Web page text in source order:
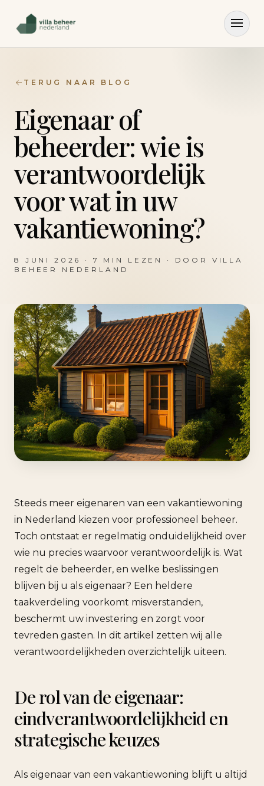
TERUG NAAR BLOG
Eigenaar of
beheerder: wie is
verantwoordelijk
voor wat in uw
vakantiewoning?
8 JUNI 2026 · 7 MIN LEZEN · DOOR
VILLA
BEHEER NEDERLAND
Steeds meer eigenaren van een vakantiewoning
in Nederland kiezen voor professioneel beheer.
Toch ontstaat er regelmatig onduidelijkheid over
wie nu precies waarvoor verantwoordelijk is. Wat
regelt de beheerder, en welke beslissingen
blijven bij u als eigenaar? Een heldere
taakverdeling voorkomt misverstanden,
beschermt uw investering en zorgt voor
tevreden gasten. In dit artikel zetten wij alle
verantwoordelijkheden overzichtelijk uiteen.
De rol van de eigenaar:
eindverantwoordelijkheid en
strategische keuzes
Als eigenaar van een vakantiewoning blijft u altijd